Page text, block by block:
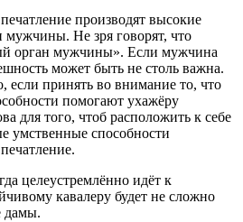
производят высокие
мужчины. Не зря говорят, что
орган мужчины». Если мужчина
может быть не столь важна.
если принять во внимание то, что
помогают ухажёру
для того, чтоб расположить к себе
умственные способности
целеустремлённо идёт к
кавалеру будет не сложно
дамы.